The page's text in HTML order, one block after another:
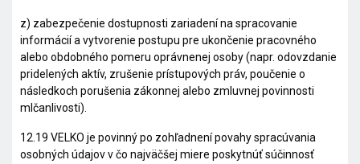
z) zabezpečenie dostupnosti zariadení na spracovanie
informácií a vytvorenie postupu pre ukončenie pracovného
alebo obdobného pomeru oprávnenej osoby (napr. odovzdanie
pridelených aktív, zrušenie prístupových práv, poučenie o
následkoch porušenia zákonnej alebo zmluvnej povinnosti
mlčanlivosti).
12.19 VELKO je povinný po zohľadnení povahy spracúvania
osobných údajov v čo najväčšej miere poskytnúť súčinnosť